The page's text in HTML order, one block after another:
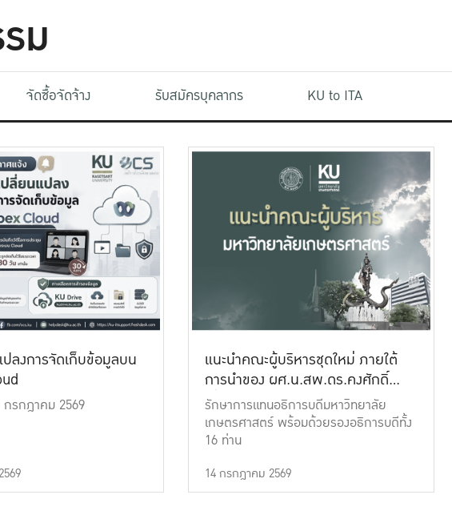
ม
จัดซื้อจัดจ้าง รับสมัครบุคลากร KU to ITA
ลงการจัดเก็บข้อมูลบน
รกฎาคม 2569
แนะนำคณะผู้บริหารชุดใหม่ ภายใต้
การนำของ ผศ.น.สพ.ดร.คงศักดิ์
เที่ยงธรรม
รักษาการแทนอธิการบดีมหาวิทยาลัย
เกษตรศาสตร์ พร้อมด้วยรองอธิการบดีทั้ง
16 ท่าน
14 กรกฎาคม 2569